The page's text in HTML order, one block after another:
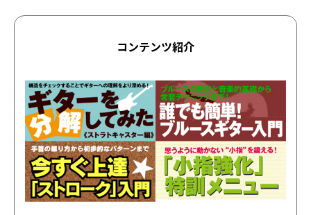
コンテンツ紹介